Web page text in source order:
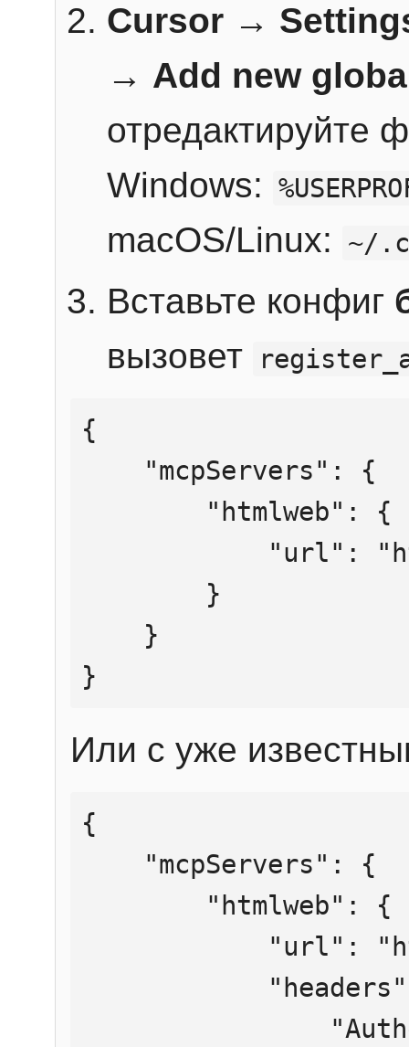
Cursor →
→ Add new
отредактируйте
Windows:
macOS/Linux: ~/
Вставьте конфиг
вызовет
{
}
Или с уже
{